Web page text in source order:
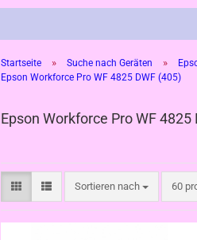
Startseite » Suche nach Geräten »
Epson Workforce Pro WF 4825 DWF (405)
Epson Workforce Pro WF 4825
Sortieren nach
Sortieren nach 60
pro